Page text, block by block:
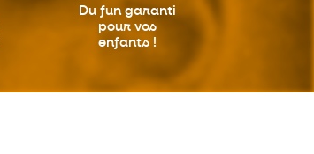
Du fun garanti
pour vos
enfants !